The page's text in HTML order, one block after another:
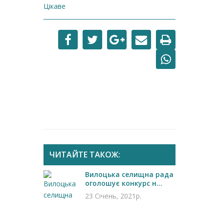
Цікаве
ЧИТАЙТЕ ТАКОЖ:
Вилоцька селищна рада
оголошує конкурс н...
23 Січень, 2021р.